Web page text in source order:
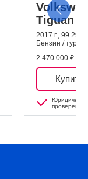
Tiguan II
2017 г., 99 299
Бензин /
2 470 000 ₽
Купить
Юридически